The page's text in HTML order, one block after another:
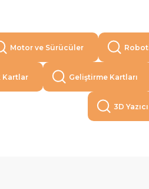
Motor ve Sürücüler
Kartlar Geliştirme Kartları
3D